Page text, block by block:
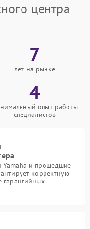
центра
7
лет на рынке
4
опыт работы
специалистов
Yamaha и прошедшие
корректную
гарантийных